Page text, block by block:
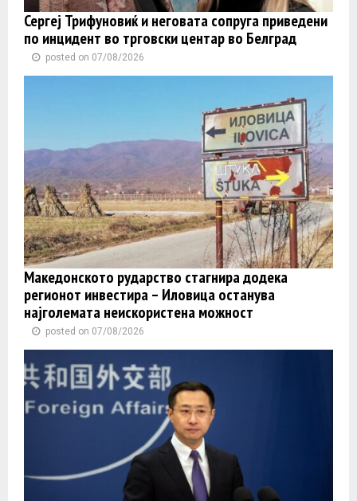
Сергеј Трифуновиќ и неговата сопруга приведени
по инцидент во трговски центар во Белград
posted on 07/08/2026
Македонското рударство стагнира додека
регионот инвестира – Иловица останува
најголемата неискористена можност
posted on 07/08/2026